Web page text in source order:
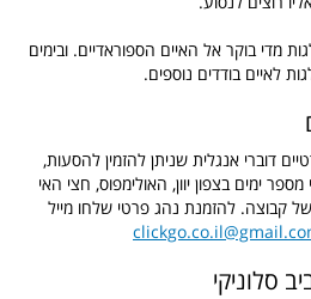
מדי בוקר אל האיים הספוראדיים. ובימים
לאיים בודדים נוספים.
דוברי אנגלית שניתן להזמין להסעות,
ימים בצפון יוון, האולימפוס, חצי האי
של קבוצה. להזמנת נהג פרטי שלחו מייל
סלוניקי